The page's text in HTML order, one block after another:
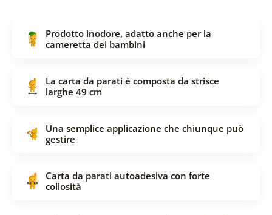
Prodotto inodore, adatto anche per la
cameretta dei bambini
La carta da parati è composta da strisce
larghe 49 cm
Una semplice applicazione che chiunque può
gestire
Carta da parati autoadesiva con forte
collosità